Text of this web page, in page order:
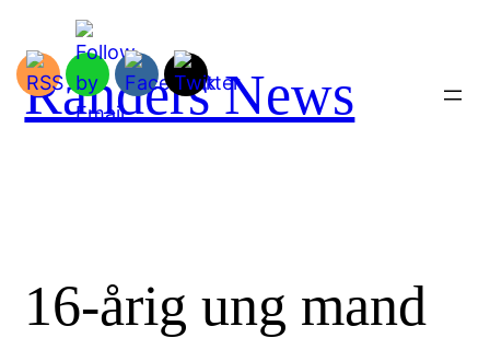
indhold
Randers News
16-årig ung mand